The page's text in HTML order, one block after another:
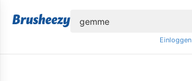
Einloggen